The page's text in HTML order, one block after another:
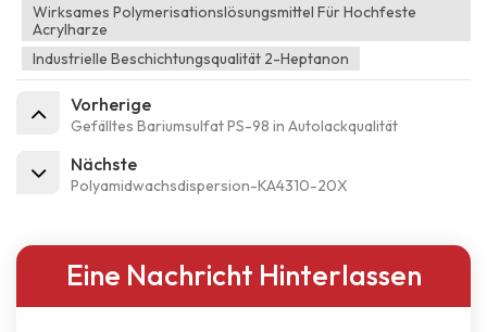
Wirksames Polymerisationslösungsmittel Für Hochfeste
Acrylharze
Industrielle Beschichtungsqualität 2-Heptanon
Vorherige
Gefälltes Bariumsulfat PS-98 in Autolackqualität
Nächste
Polyamidwachsdispersion-KA4310-20X
Eine Nachricht Hinterlassen